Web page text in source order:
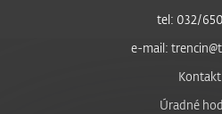
tel: 032/
e-mail:
Kontakt
Úradné